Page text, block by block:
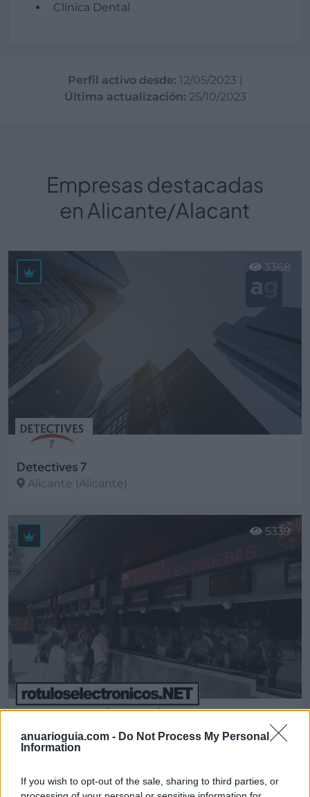
anuarioguia.com - Do Not Process My Personal
Information
If you wish to opt-out of the sale, sharing to third parties, or
Clínica Dental
Perfil activo desde: 12/05/2023 |
Última actualización: 25/10/2023
Empresas destacadas
en Alicante/Alacant
Detectives 7
Alicante (Alicante)
3368
Digiman Alicante, S.L. ROTULOSELECTRONICOS.NET
Alicante/Alacant (Alicante)
Ver más
5339